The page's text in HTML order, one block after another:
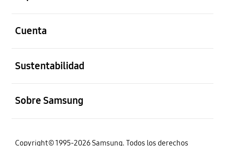
Cuenta
Sustentabilidad
Sobre Samsung
Copyright© 1995-2026 Samsung. Todos los derechos